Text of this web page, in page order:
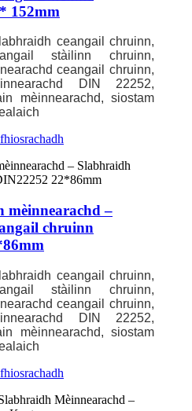
152mm
ceangail chruinn,
stàilinn chruinn,
ceangail chruinn,
DIN 22252,
mèinnearachd, siostam
mèinnearachd –
chruinn
ceangail chruinn,
stàilinn chruinn,
ceangail chruinn,
DIN 22252,
mèinnearachd, siostam